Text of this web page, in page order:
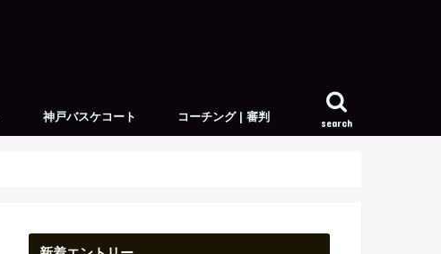
search
神戸バスケコート コーチング | 審判